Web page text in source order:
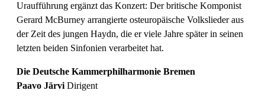
Uraufführung ergänzt das Konzert: Der britische Komponist
Gerard McBurney arrangierte osteuropäische Volkslieder aus
der Zeit des jungen Haydn, die er viele Jahre später in seinen
letzten beiden Sinfonien verarbeitet hat.
Die Deutsche Kammerphilharmonie Bremen
Paavo JärviDirigent